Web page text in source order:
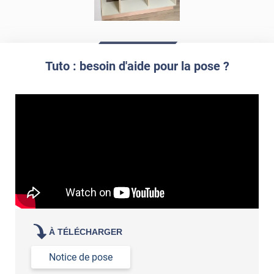
Tuto : besoin d'aide pour la pose ?
À TÉLÉCHARGER
Notice de pose